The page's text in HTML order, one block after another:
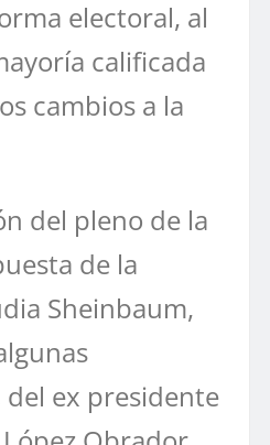
electoral, al
calificada
cambios a la
del pleno de la
de la
Sheinbaum,
ex presidente